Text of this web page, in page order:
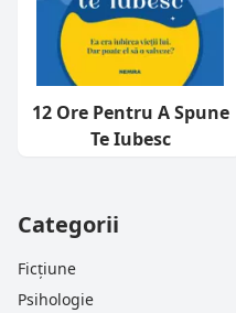
12 Ore Pentru A Spune
Te Iubesc
Categorii
Ficțiune
Psihologie